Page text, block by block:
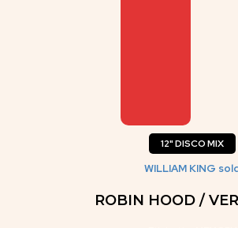
12" DISCO MIX
WILLIAM KING
ROBIN HOOD /